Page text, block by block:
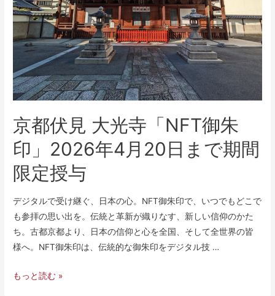
京都伏見 大光寺「NFT御朱
印」2026年4月20日まで期間
限定授与
デジタルで受け継ぐ、日本の心。NFT御朱印で、いつでもどこで
も参拝の思い出を。伝統と革新が織りなす、新しい信仰のかた
ち。古都京都より、日本の信仰と心を全国、そして全世界の皆
様へ。NFT御朱印は、伝統的な御朱印をデジタル技 …
もっと読む »